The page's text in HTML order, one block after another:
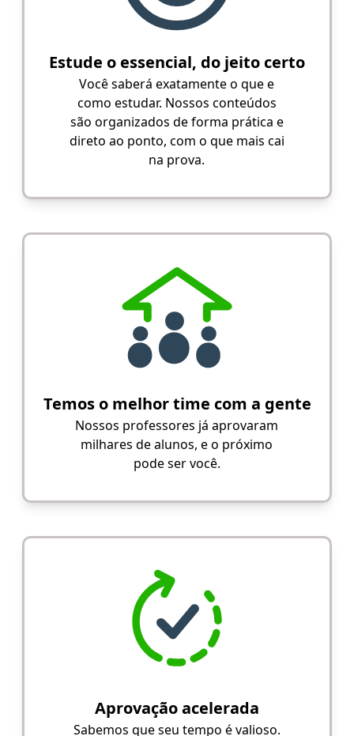
Estude o essencial, do jeito certo
Você saberá exatamente o que e
como estudar. Nossos conteúdos
são organizados de forma prática e
direto ao ponto, com o que mais cai
na prova.
Temos o melhor time com a gente
Nossos professores já aprovaram
milhares de alunos, e o próximo
pode ser você.
Aprovação acelerada
Sabemos que seu tempo é valioso.